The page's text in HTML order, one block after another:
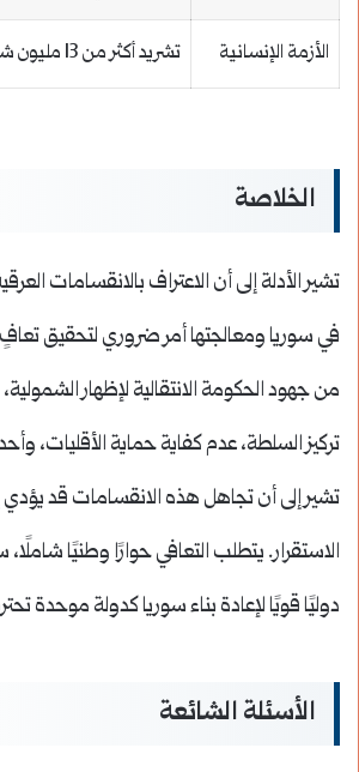
الأزمة الإنسانية تشريد أكثر من 13 مليون شخص، مع حاجة ماسة للمساعدات.
الخلاصة
تشير الأدلة إلى أن الاعتراف بالانقسامات
في سوريا ومعالجتها أمر ضروري لتحقيق
من جهود الحكومة الانتقالية لإظهار
تركيز السلطة، عدم كفاية حماية الأقليات،
تشير إلى أن تجاهل هذه الانقسامات قد يؤدي
الاستقرار. يتطلب التعافي حوارًا وطنيًا
دوليًا قويًا لإعادة بناء سوريا كدولة موحدة
الأسئلة الشائعة